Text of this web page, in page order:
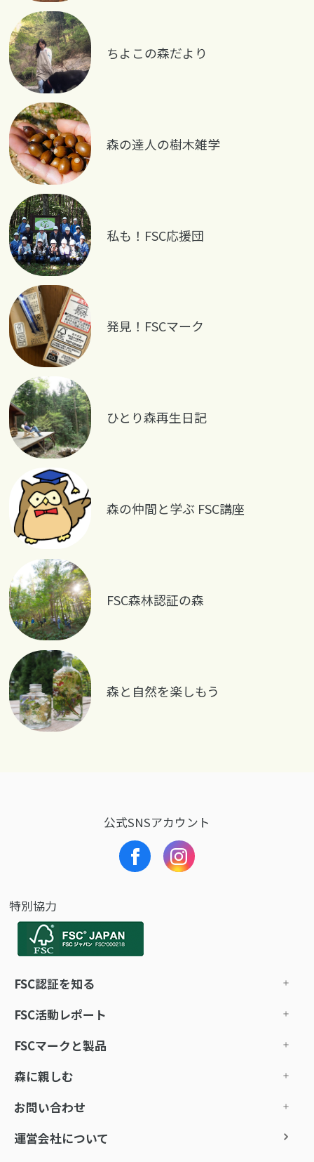
ちよこの森だより
森の達人の樹木雑学
私も！FSC応援団
発見！FSCマーク
ひとり森再生日記
森の仲間と学ぶ FSC講座
FSC森林認証の森
森と自然を楽しもう
公式SNSアカウント
特別協力
FSC認証を知る
FSC活動レポート
FSCマークと製品
森に親しむ
お問い合わせ
運営会社について